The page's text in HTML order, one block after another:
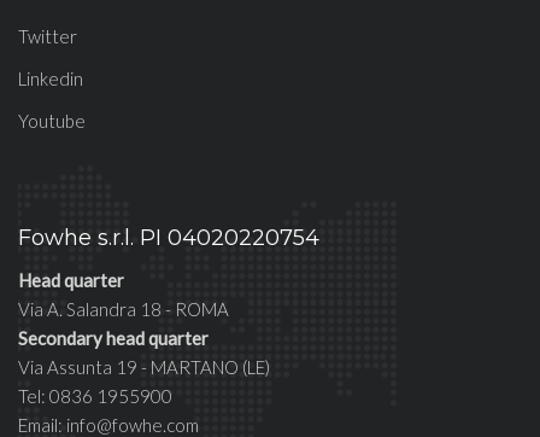
Twitter
Linkedin
Youtube
Fowhe s.r.l. PI 04020220754
Head quarter
Via A. Salandra 18 - ROMA
Secondary head quarter
Via Assunta 19 - MARTANO (LE)
Tel: 0836 1955900
Email: info@fowhe.com